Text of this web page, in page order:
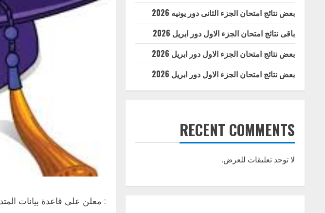
: معلن على قاعدة بيانات
بعض نتائج امتحان الجزء الثانى دور يونيه 2026
باقى نتائج امتحان الجزء الاول دور ابريل 2026
بعض نتائج امتحان الجزء الاول دور ابريل 2026
بعض نتائج امتحان الجزء الاول دور ابريل 2026
RECENT COMMENTS
لا توجد تعليقات للعرض.